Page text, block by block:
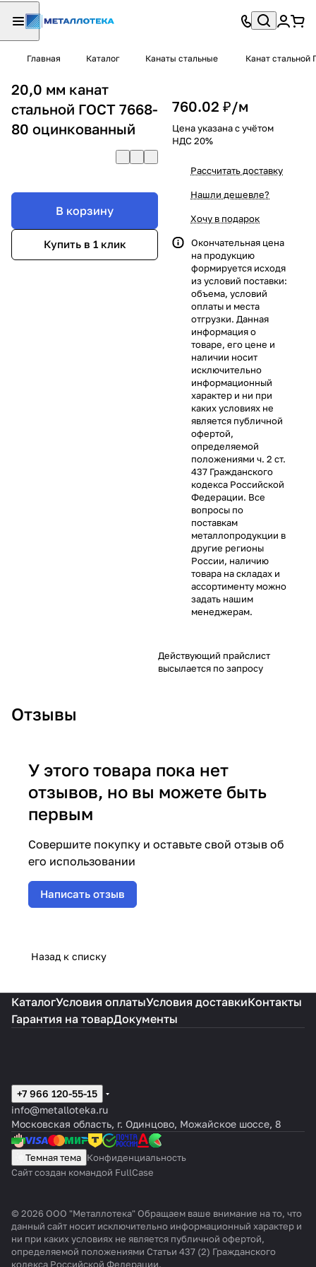
Главная Каталог Канаты стальные Канат стальной
20,0 мм канат
стальной ГОСТ 7668-
80 оцинкованный
В корзину
Купить в 1 клик
760.02 ₽/м
Цена указана с учётом
НДС 20%
Рассчитать доставку
Нашли дешевле?
Хочу в подарок
Окончательная цена
на продукцию
формируется исходя
из условий поставки:
объема, условий
оплаты и места
отгрузки. Данная
информация о
товаре, его цене и
наличии носит
исключительно
информационный
характер и ни при
каких условиях не
является публичной
офертой,
определяемой
положениями ч. 2 ст.
437 Гражданского
кодекса Российской
Федерации. Все
вопросы по
поставкам
металлопродукции в
другие регионы
России, наличию
товара на складах и
ассортименту можно
задать нашим
менеджерам.
Действующий прайслист
высылается по запросу
Отзывы
У этого товара пока нет
отзывов, но вы можете быть
первым
Совершите покупку и оставьте свой отзыв об
его использовании
Написать отзыв
Назад к списку
КаталогУсловия оплатыУсловия доставкиКонтакты
Гарантия на товарДокументы
+7 966 120-55-15
info@metalloteka.ru
Московская область, г. Одинцово, Можайское шоссе, 8
Темная тема Конфиденциальность
Сайт создан командой FullCase
© 2026 ООО "Металлотека" Обращаем ваше внимание на то, что
данный сайт носит исключительно информационный характер и
ни при каких условиях не является публичной офертой,
определяемой положениями Статьи 437 (2) Гражданского
кодекса Российской Федерации.